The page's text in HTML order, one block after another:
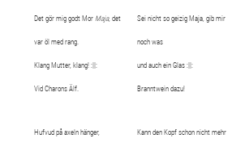
Det gör mig godt Mor Maja, det
var öl med rang.
Klang Mutter, klang! :||:
Vid Charons Älf.
Hufvud på axeln hänger,
Sei nicht so geizig Maja, gib mir
noch was
und auch ein Glas :||:
Branntwein dazu!
Kann den Kopf schon nicht mehr